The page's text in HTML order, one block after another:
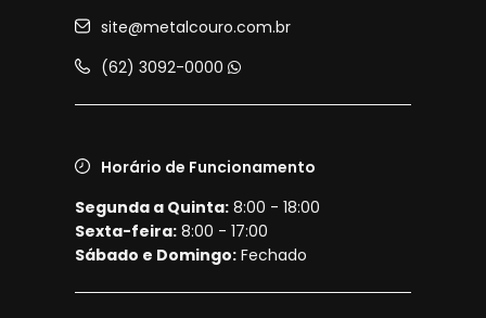
site@metalcouro.com.br
(62) 3092-0000
Horário de Funcionamento
Segunda a Quinta: 8:00 - 18:00
Sexta-feira: 8:00 - 17:00
Sábado e Domingo: Fechado